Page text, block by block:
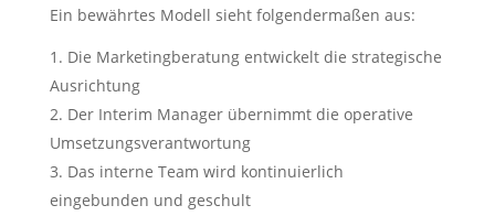
Ein bewährtes Modell sieht folgendermaßen aus:
Die Marketingberatung entwickelt die strategische
Ausrichtung
Der Interim Manager übernimmt die operative
Umsetzungsverantwortung
Das interne Team wird kontinuierlich
eingebunden und geschult